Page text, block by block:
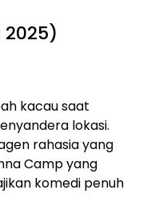
2025)
kacau saat
lokasi.
rahasia yang
Camp yang
komedi penuh